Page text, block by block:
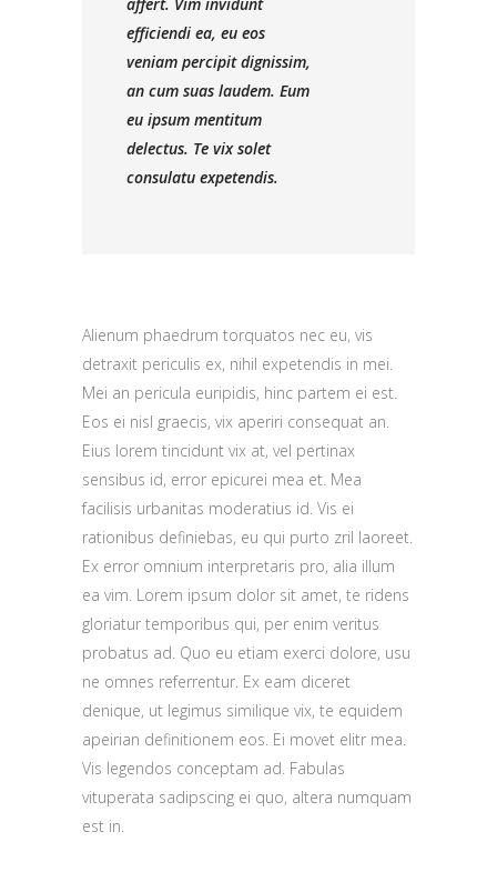
efficiendi ea, eu eos
veniam percipit dignissim,
an cum suas laudem. Eum
eu ipsum mentitum
delectus. Te vix solet
consulatu expetendis.
Alienum phaedrum torquatos nec eu, vis
detraxit periculis ex, nihil expetendis in mei.
Mei an pericula euripidis, hinc partem ei est.
Eos ei nisl graecis, vix aperiri consequat an.
Eius lorem tincidunt vix at, vel pertinax
sensibus id, error epicurei mea et. Mea
facilisis urbanitas moderatius id. Vis ei
rationibus definiebas, eu qui purto zril laoreet.
Ex error omnium interpretaris pro, alia illum
ea vim. Lorem ipsum dolor sit amet, te ridens
gloriatur temporibus qui, per enim veritus
probatus ad. Quo eu etiam exerci dolore, usu
ne omnes referrentur. Ex eam diceret
denique, ut legimus similique vix, te equidem
apeirian definitionem eos. Ei movet elitr mea.
Vis legendos conceptam ad. Fabulas
vituperata sadipscing ei quo, altera numquam
est in.